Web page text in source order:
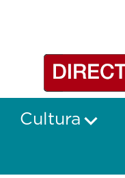
Cultura